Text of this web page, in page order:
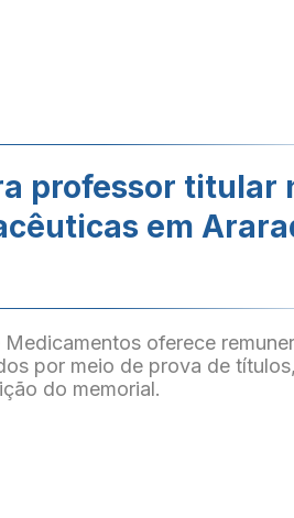
professor titular
em
oferece
por meio de prova de
do memorial.